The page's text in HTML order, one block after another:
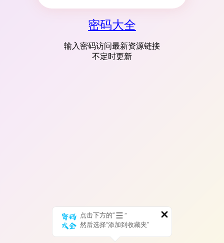
密码大全
输入密码访问最新资源链接
不定时更新
点击下方的“
”
然后选择“添加到收藏夹”